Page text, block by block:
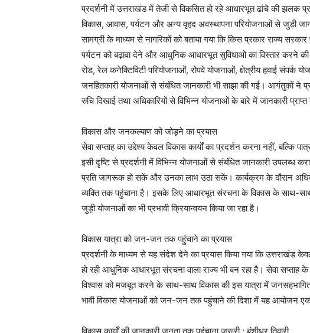
प्रदर्शनी में उत्तराखंड में तेजी से विकसित हो रहे आधारभूत ढांचे की झलक
विकास, आवास, पर्यटन और अन्य वृहद अवस्थापना परियोजनाओं से जुड़ी
सामग्री के माध्यम से नागरिकों को बताया गया कि किस प्रकार राज्य
पर्यटन को बढ़ावा देने और आधुनिक आधारभूत सुविधाओं का विस्तार करने की
रोड, रेल कनेक्टिविटी परियोजनाओं, रोपवे योजनाओं, क्षेत्रीय हवाई संपर्क
जनहितकारी योजनाओं से संबंधित जानकारी भी साझा की गई। आगंतुकों ने
रुचि दिखाई तथा अधिकारियों से विभिन्न योजनाओं के बारे में जानकारी प्राप्त
विकास और जनकल्याण को जोड़ने का प्रयास
सेवा सप्ताह का उद्देश्य केवल विकास कार्यों का प्रदर्शन करना नहीं, बल्कि
इसी दृष्टि से प्रदर्शनी में विभिन्न योजनाओं से संबंधित जानकारी उपलब्ध
प्रति जागरूक हो सकें और उनका लाभ उठा सकें। कार्यक्रम के दौरान
व्यक्ति तक पहुंचाना है। इसके लिए आधारभूत संरचना के विकास के साथ-साथ
जुड़ी योजनाओं का भी प्रभावी क्रियान्वयन किया जा रहा है।
विकास यात्रा को जन-जन तक पहुंचाने का प्रयास
प्रदर्शनी के माध्यम से यह संदेश देने का प्रयास किया गया कि उत्तराखंड
हो रही आधुनिक आधारभूत संरचना वाला राज्य भी बन रहा है। सेवा
विश्वास को मजबूत करने के साथ-साथ विकास की इस यात्रा में
भावी विकास योजनाओं को जन-जन तक पहुंचाने की दिशा में यह आयोजन एक